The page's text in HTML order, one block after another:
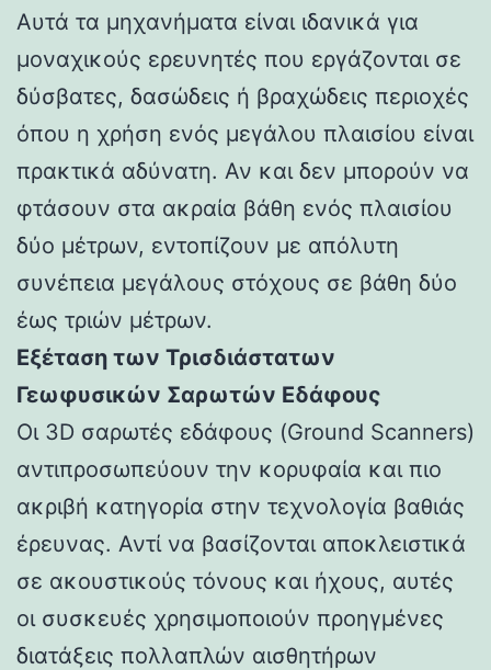
Αυτά τα μηχανήματα είναι ιδανικά για
μοναχικούς ερευνητές που εργάζονται σε
δύσβατες, δασώδεις ή βραχώδεις περιοχές
όπου η χρήση ενός μεγάλου πλαισίου είναι
πρακτικά αδύνατη. Αν και δεν μπορούν να
φτάσουν στα ακραία βάθη ενός πλαισίου
δύο μέτρων, εντοπίζουν με απόλυτη
συνέπεια μεγάλους στόχους σε βάθη δύο
έως τριών μέτρων.
Εξέταση των Τρισδιάστατων
Γεωφυσικών Σαρωτών Εδάφους
Οι 3D σαρωτές εδάφους (Ground Scanners)
αντιπροσωπεύουν την κορυφαία και πιο
ακριβή κατηγορία στην τεχνολογία βαθιάς
έρευνας. Αντί να βασίζονται αποκλειστικά
σε ακουστικούς τόνους και ήχους, αυτές
οι συσκευές χρησιμοποιούν προηγμένες
διατάξεις πολλαπλών αισθητήρων